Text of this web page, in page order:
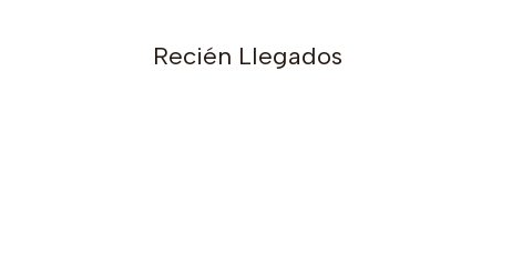
Recién Llegados